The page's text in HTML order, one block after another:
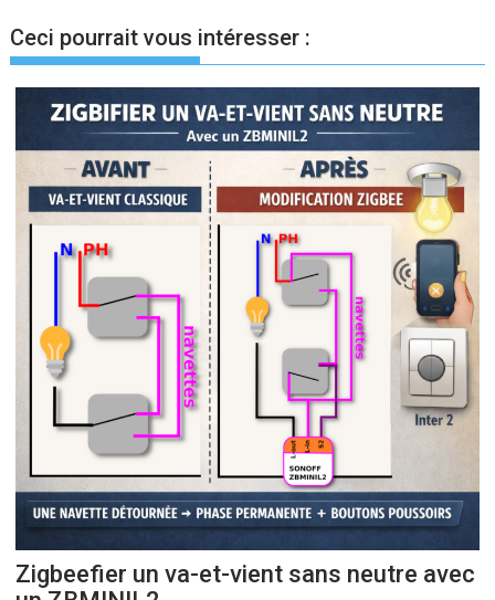
l’article
Ceci pourrait vous intéresser :
Zigbeefier un va-et-vient sans neutre avec